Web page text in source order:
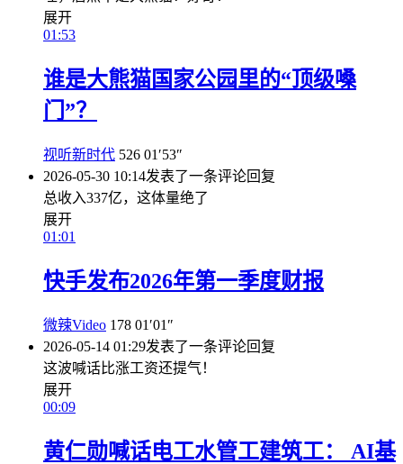
展开
01:53
谁是大熊猫国家公园里的“顶级嗓
门”？
视听新时代 526 01′53″
2026-05-30 10:14发表了一条评论回复
总收入337亿，这体量绝了
展开
01:01
快手发布2026年第一季度财报
微辣Video 178 01′01″
2026-05-14 01:29发表了一条评论回复
这波喊话比涨工资还提气！
展开
00:09
黄仁勋喊话电工水管工建筑工： AI基